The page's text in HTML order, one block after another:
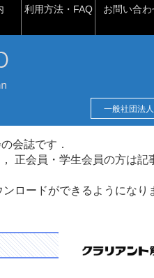
利用方法・FAQ お問い合わ
一般社団法
会誌です．
正会員・学生会員の方は記
ロードができるようになり